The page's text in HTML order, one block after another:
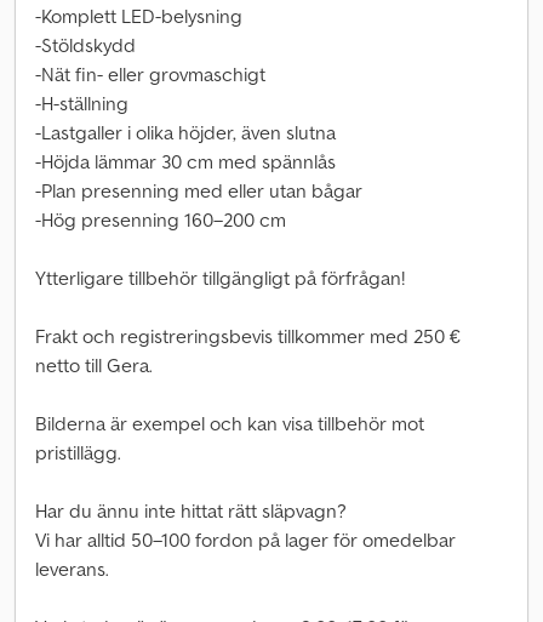
-Komplett LED-belysning
-Stöldskydd
-Nät fin- eller grovmaschigt
-H-ställning
-Lastgaller i olika höjder, även slutna
-Höjda lämmar 30 cm med spännlås
-Plan presenning med eller utan bågar
-Hög presenning 160–200 cm
Ytterligare tillbehör tillgängligt på förfrågan!
Frakt och registreringsbevis tillkommer med 250 €
netto till Gera.
Bilderna är exempel och kan visa tillbehör mot
pristillägg.
Har du ännu inte hittat rätt släpvagn?
Vi har alltid 50–100 fordon på lager för omedelbar
leverans.